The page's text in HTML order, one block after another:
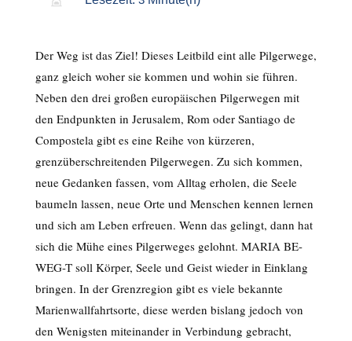
Der Weg ist das Ziel! Dieses Leitbild eint alle Pilgerwege,
ganz gleich woher sie kommen und wohin sie führen.
Neben den drei großen europäischen Pilgerwegen mit
den Endpunkten in Jerusalem, Rom oder Santiago de
Compostela gibt es eine Reihe von kürzeren,
grenzüberschreitenden Pilgerwegen. Zu sich kommen,
neue Gedanken fassen, vom Alltag erholen, die Seele
baumeln lassen, neue Orte und Menschen kennen lernen
und sich am Leben erfreuen. Wenn das gelingt, dann hat
sich die Mühe eines Pilgerweges gelohnt. MARIA BE-
WEG-T soll Körper, Seele und Geist wieder in Einklang
bringen. In der Grenzregion gibt es viele bekannte
Marienwallfahrtsorte, diese werden bislang jedoch von
den Wenigsten miteinander in Verbindung gebracht,